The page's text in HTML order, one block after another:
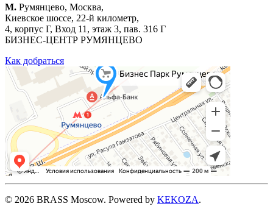
М. Румянцево, Москва,
Киевское шоссе, 22-й километр,
4, корпус Г, Вход 11, этаж 3, пав. 316 Г
БИЗНЕС-ЦЕНТР РУМЯНЦЕВО
Как добраться
© 2026 BRASS Moscow. Powered by KEKOZA.